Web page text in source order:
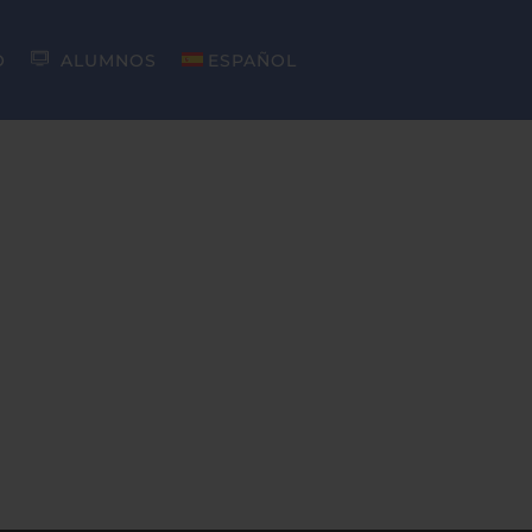
ALUMNOS ESPAÑOL